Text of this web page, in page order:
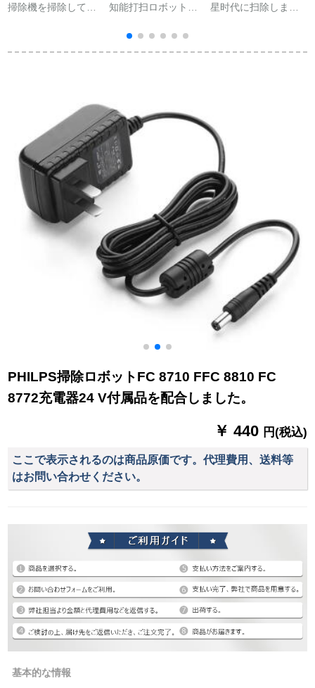
掃除機を掃除してい
をかけています。
知能打扫ロボットの
す。家で掃除しま
す。掃除機は全自動
星时代に扫除しまし
PHILPS掃除ロボットFC 8710 FFC 8810 FC
8772充電器24 V付属品を配合しました。
￥ 440 円(税込)
ここで表示されるのは商品原価です。代理費用、送料等
はお問い合わせください。
基本的な情報